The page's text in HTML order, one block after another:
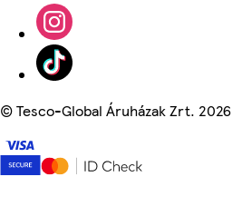
©Tesco-Global Áruházak Zrt. 2026